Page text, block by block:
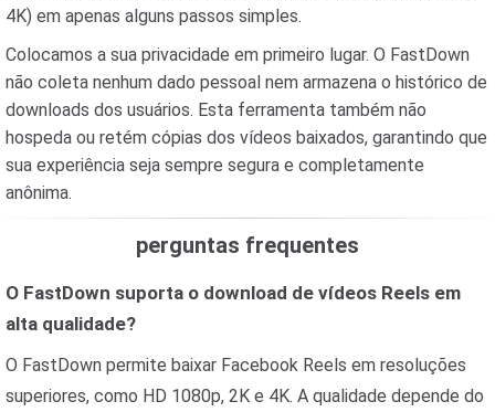
4K) em apenas alguns passos simples.
Colocamos a sua privacidade em primeiro lugar. O FastDown
não coleta nenhum dado pessoal nem armazena o histórico de
downloads dos usuários. Esta ferramenta também não
hospeda ou retém cópias dos vídeos baixados, garantindo que
sua experiência seja sempre segura e completamente
anônima.
perguntas frequentes
O FastDown suporta o download de vídeos Reels em
alta qualidade?
O FastDown permite baixar Facebook Reels em resoluções
superiores, como HD 1080p, 2K e 4K. A qualidade depende do